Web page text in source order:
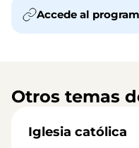
Accede al
Otros temas
Iglesia católica